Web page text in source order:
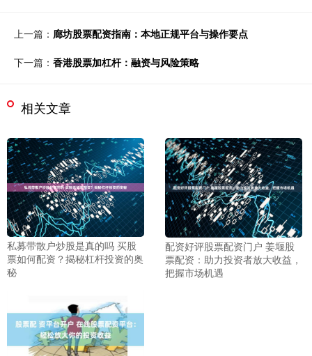
上一篇： 廊坊股票配资指南：本地正规平台与操作要点
下一篇： 香港股票加杠杆：融资与风险策略
相关文章
私募带散户炒股是真的吗 买股
票如何配资？揭秘杠杆投资的奥
秘
配资好评股票配资门户 姜堰股
票配资：助力投资者放大收益，
把握市场机遇